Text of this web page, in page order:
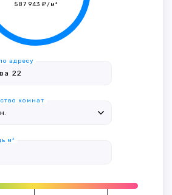
587 943 ₽/м²
адресу
комнат
м²